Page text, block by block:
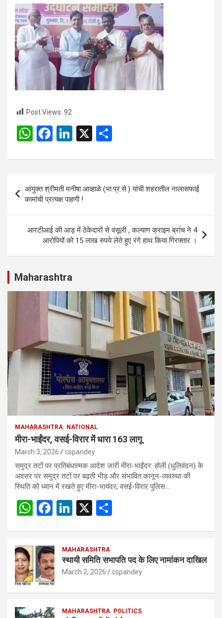
Post Views: 92
W
at
A
p
p
F
ce
b
o
o
k
Li
ke
dI
n
X
ar
navigation
आयुक्त श्रीमती मनीषा आव्हाळे (भा.प्र.से.) यांची शहरातील नालासफाई
कामांची प्रत्यक्ष पाहणी !
आरटीआई की आड़ में ठेकेदारों से वसूली , कल्याण क्राइम ब्रांच ने 4
आरोपियों को 15 लाख रुपये लेते हुए रंगे हाथ किया गिरफ्तार ।
Maharashtra
MAHARASHTRA NATIONAL
मीरा-भाईंदर, वसई-विरार में धारा 163 लागू
March 3, 2026 cspandey
समुद्र तटों पर प्रतिबंधात्मक आदेश जारी मीरा-भाईंदर: होली (धुलिवंदन) के
अवसर पर समुद्र तटों पर बढ़ती भीड़ और संभावित कानून-व्यवस्था की
स्थिति को ध्यान में रखते हुए मीरा-भायंदर, वसई-विरार पुलिस…
W
s
A
p
p
F
b
o
o
k
Li
dI
n
X
e
MAHARASHTRA
स्थायी समिति सभापति पद के लिए नामांकन दाखिल
March 2, 2026 cspandey
MAHARASHTRA POLITICS